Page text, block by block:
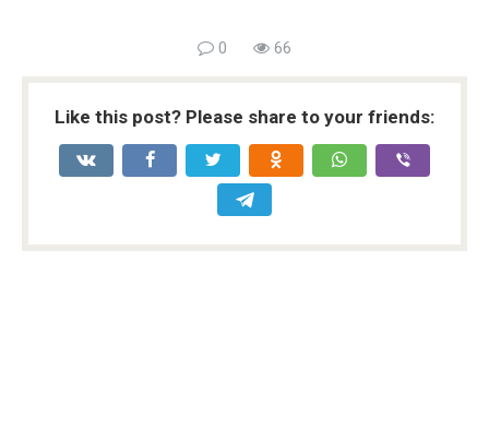
0 66
Like this post? Please share to your friends: